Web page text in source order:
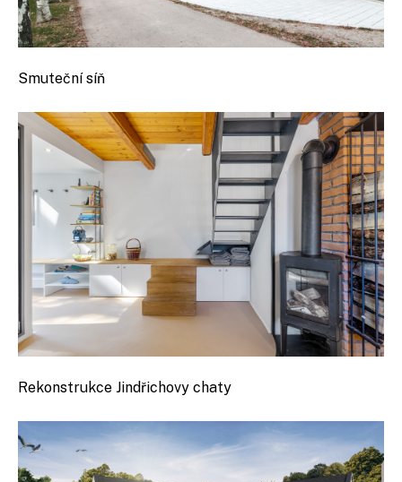
Smuteční síň
Rekonstrukce Jindřichovy chaty